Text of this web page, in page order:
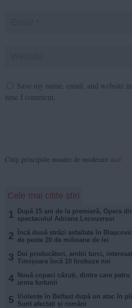
Save my name, email, and website
time I comment.
Citiți principiile noastre de moderare aici !
Cele mai citite știri
1
După 15 ani de la premieră, Opera
spectacolul Adriana Lecouvreur
2
Încă două străzi asfaltate în
de peste 20 de milioane de lei
3
Doi producători, ambii turci,
Timișoara încă 10 firobuze noi
4
Nouă copaci căzuți, dintre care
urma furtunii
5 Violențe în Belfast după un atac în
Sunt afectați și români